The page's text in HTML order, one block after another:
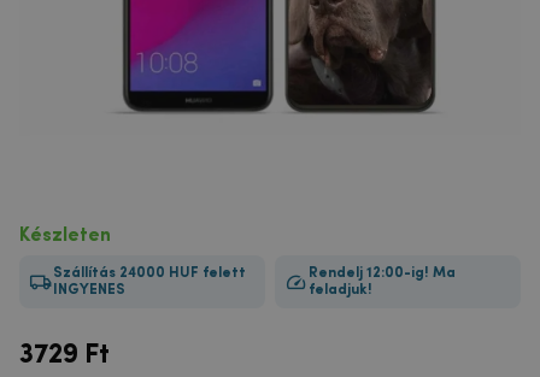
Készleten
Szállítás 24000 HUF felett
INGYENES
Rendelj 12:00-ig! Ma
feladjuk!
3729 Ft